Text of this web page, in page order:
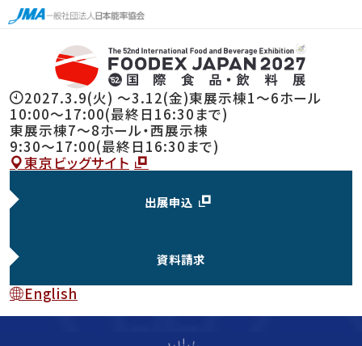
2027.3.9(火) 〜3.12(金)東展示棟1～6ホール
10:00～17:00(最終日16:30まで)
東展示棟7〜8ホール・西展示棟
9:30～17:00(最終日16:30まで)
東京ビッグサイト
出展申込
資料請求
English